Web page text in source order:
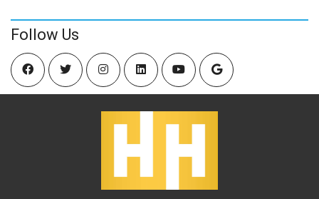
Follow Us